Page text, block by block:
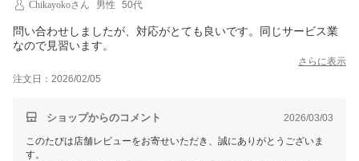
ありがとうございます。
【そ】お蕎麦研究会・そばけん満足店
ありがとう課
Chikayokoさん 男性 50代
問い合わせしましたが、対応がとても良いです。同じサービス業
なので見習います。
さらに表示
注文日：2026/02/05
ショップからのコメント 2026/03/03
このたびは店舗レビューをお寄せいただき、誠にありがとうございま
す。